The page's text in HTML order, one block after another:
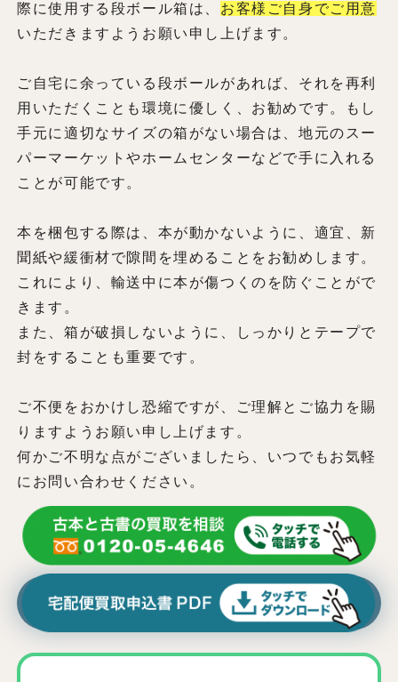
際に使用する段ボール箱は、 お客様ご自身でご用意
いただきますようお願い申し上げます。
ご自宅に余っている段ボールがあれば、それを再利
用いただくことも環境に優しく、お勧めです。もし
手元に適切なサイズの箱がない場合は、地元のスー
パーマーケットやホームセンターなどで手に入れる
ことが可能です。
本を梱包する際は、本が動かないように、適宜、新
聞紙や緩衝材で隙間を埋めることをお勧めします。
これにより、輸送中に本が傷つくのを防ぐことがで
きます。
また、箱が破損しないように、しっかりとテープで
封をすることも重要です。
ご不便をおかけし恐縮ですが、ご理解とご協力を賜
りますようお願い申し上げます。
何かご不明な点がございましたら、いつでもお気軽
にお問い合わせください。